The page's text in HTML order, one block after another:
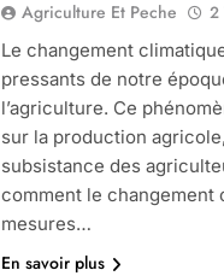
Agriculture Et Peche 2
Le changement
pressants de notre
l’agriculture. Ce
sur la production
subsistance des
comment le changement
mesures…
En savoir plus